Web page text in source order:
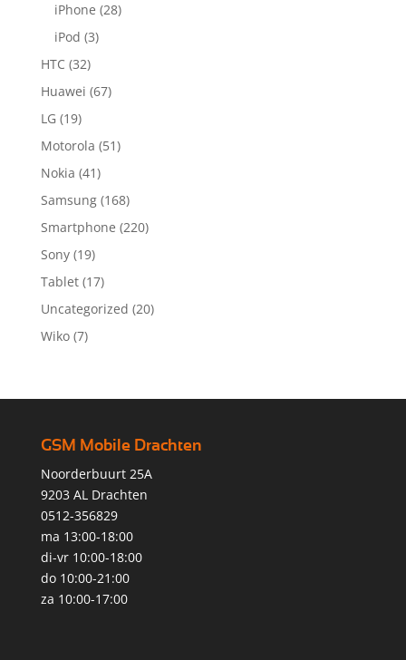
iPhone (28)
iPod (3)
HTC (32)
Huawei (67)
LG (19)
Motorola (51)
Nokia (41)
Samsung (168)
Smartphone (220)
Sony (19)
Tablet (17)
Uncategorized (20)
Wiko (7)
GSM Mobile Drachten
Noorderbuurt 25A
9203 AL Drachten
0512-356829
ma 13:00-18:00
di-vr 10:00-18:00
do 10:00-21:00
za 10:00-17:00